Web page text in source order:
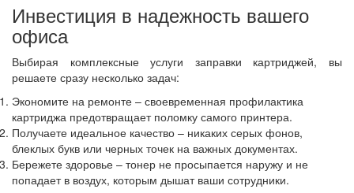
Инвестиция в надежность вашего
офиса
Выбирая комплексные услуги заправки картриджей, вы
решаете сразу несколько задач:
Экономите на ремонте – своевременная профилактика
картриджа предотвращает поломку самого принтера.
Получаете идеальное качество – никаких серых фонов,
блеклых букв или черных точек на важных документах.
Бережете здоровье – тонер не просыпается наружу и не
попадает в воздух, которым дышат ваши сотрудники.